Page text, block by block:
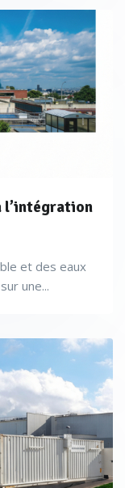
l’intégration
et des eaux
une...